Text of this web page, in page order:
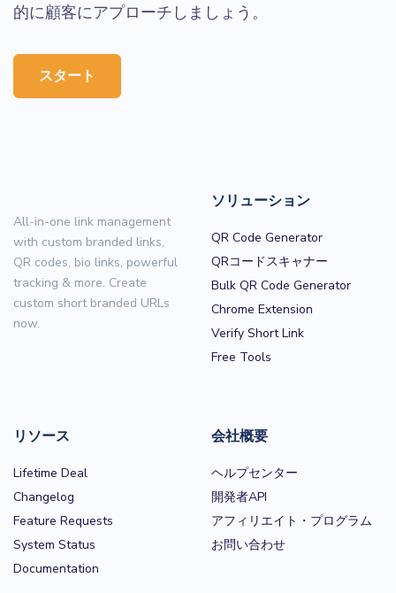
的に顧客にアプローチしましょう。
スタート
All-in-one link management
with custom branded links,
QR codes, bio links, powerful
tracking & more. Create
custom short branded URLs
now.
ソリューション
QR Code Generator
QRコードスキャナー
Bulk QR Code Generator
Chrome Extension
Verify Short Link
Free Tools
リソース
Lifetime Deal
Changelog
Feature Requests
System Status
Documentation
会社概要
ヘルプセンター
開発者API
アフィリエイト・プログラム
お問い合わせ